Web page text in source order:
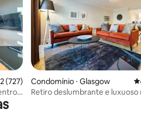
uma avaliação média de 5, 727
(727)
Condomínio ⋅ Glasgow
Retiro deslumbrante e luxuoso